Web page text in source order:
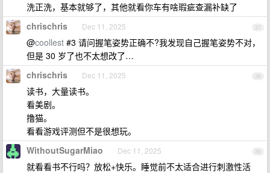
洗正洗，基本就够了，其他就看你车有啥瑕疵查漏补缺了
37
chrischris Dec 11, 2025
@coollest #3 请问握笔姿势正确不?我发现自己握笔姿势不对，
但是 30 岁了也不太想改了…
38
chrischris Dec 11, 2025
读书，大量读书。
看美剧。
撸猫。
看看游戏评测但不是很想玩。
39
WithoutSugarMiao Dec 11, 2025
就看看书不行吗？放松+快乐。睡觉前不太适合进行刺激性活